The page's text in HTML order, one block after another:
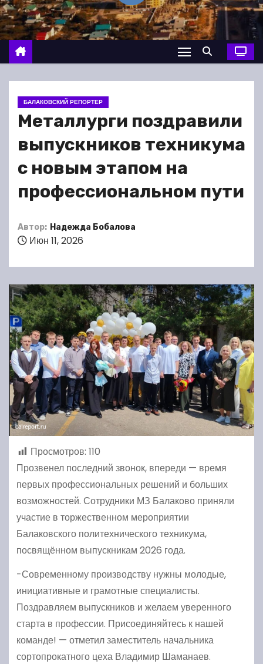
о
м
у
БАЛАКОВСКИЙ РЕПОРТЕР
Металлурги поздравили
выпускников техникума
с новым этапом на
профессиональном пути
Автор: Надежда Бобалова
Июн 11, 2026
Просмотров: 110
Прозвенел последний звонок, впереди — время
первых профессиональных решений и больших
возможностей. Сотрудники МЗ Балаково приняли
участие в торжественном мероприятии
Балаковского политехнического техникума,
посвящённом выпускникам 2026 года.
-Современному производству нужны молодые,
инициативные и грамотные специалисты.
Поздравляем выпускников и желаем уверенного
старта в профессии. Присоединяйтесь к нашей
команде! — отметил заместитель начальника
сортопрокатного цеха Владимир Шаманаев.